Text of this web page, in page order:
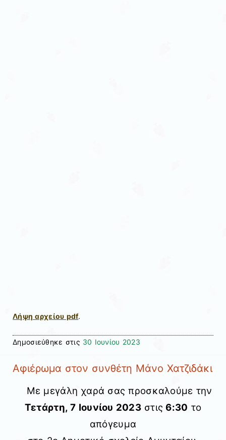
Λήψη αρχείου pdf.
Δημοσιεύθηκε στις 30 Ιουνίου 2023
Αφιέρωμα στον συνθέτη Μάνο Χατζιδάκι
Με μεγάλη χαρά σας προσκαλούμε την
Τετάρτη, 7 Ιουνίου 2023στις 6:30 το
απόγευμα